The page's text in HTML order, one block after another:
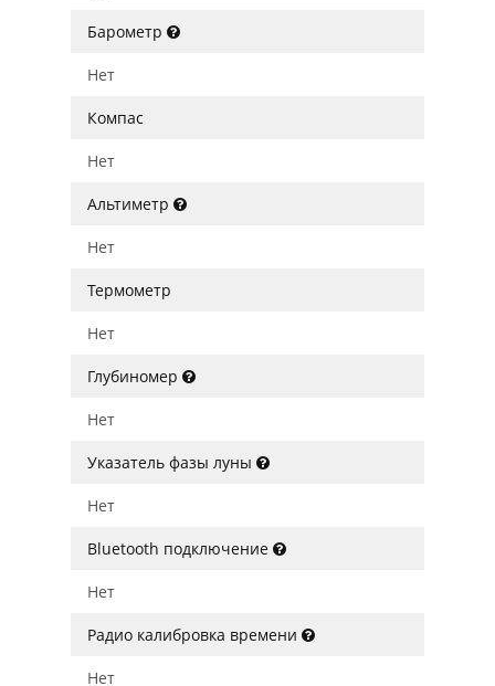
Барометр
Нет
Компас
Нет
Альтиметр
Нет
Термометр
Нет
Глубиномер
Нет
Указатель фазы луны
Нет
Bluetooth подключение
Нет
Радио калибровка времени
Нет